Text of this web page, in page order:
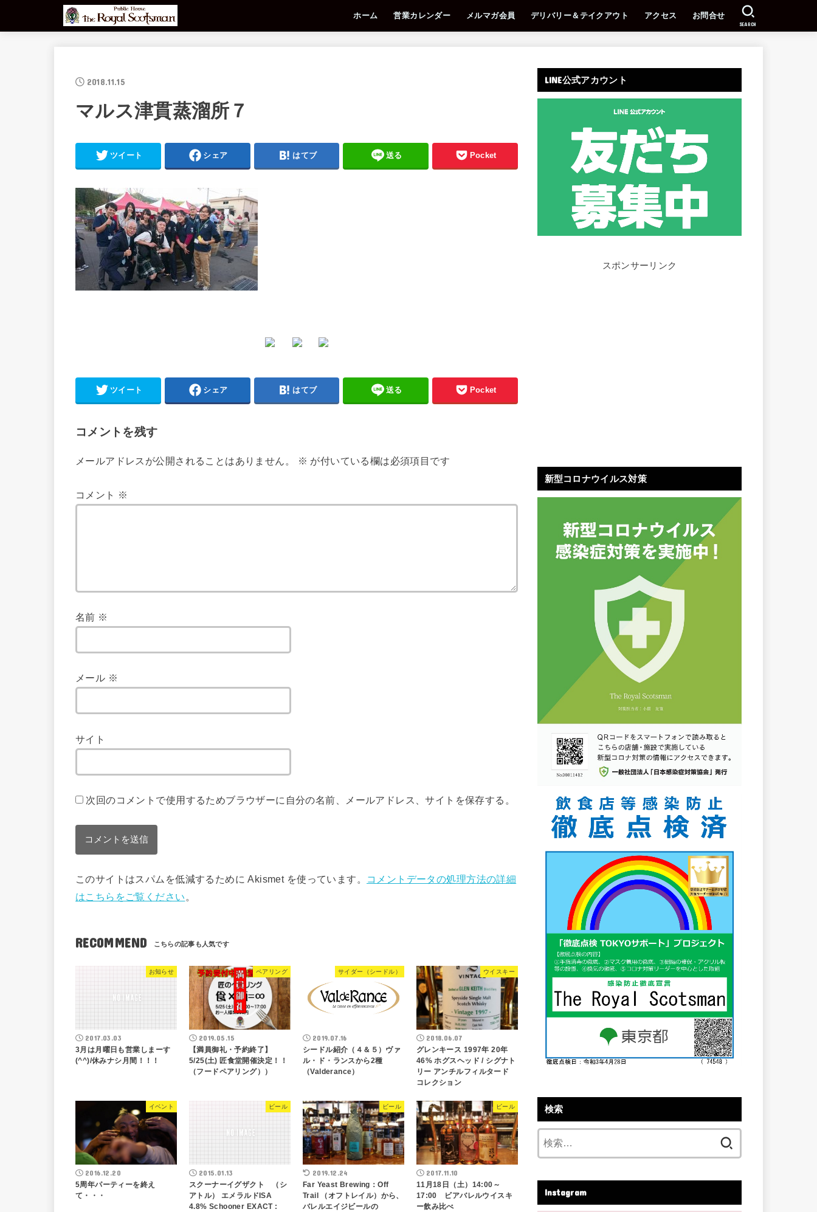
ホーム 営業カレンダー メルマガ会員 デリバリー＆テイクアウト アクセス お問合せ
SEARCH
2018.11.15
マルス津貫蒸溜所７
ツイート シェア はてブ 送る Pocket
ツイート シェア はてブ 送る Pocket
コメントを残す
メールアドレスが公開されることはありません。 ※ が付いている欄は必須項目です
コメント ※
名前 ※
メール ※
サイト
次回のコメントで使用するためブラウザーに自分の名前、メールアドレス、サイトを保存する。
このサイトはスパムを低減するために Akismet を使っています。
コメントデータの処理方法の詳細
はこちらをご覧ください 。
RECOMMEND
お知らせ
2017.03.03
3月は月曜日も営業しまーす
(^^)/休みナシ月間！！！
ペアリング
2019.05.15
【満員御礼・予約終了】
5/25(土) 匠食堂開催決定！！
（フードペアリング））
サイダー（シードル）
2019.07.16
シードル紹介（４＆５）ヴァ
ル・ド・ランスから2種
（Valderance）
ウイスキー
2018.06.07
グレンキース 1997年 20年
46% ホグスヘッド / シグナト
リー アンチルフィルタード
コレクション
イベント
2016.12.20
5周年パーティーを終え
て・・・
ビール
2015.01.13
スクーナーイグザクト （シ
アトル） エメラルドISA
4.8% Schooner EXACT :
ビール
2019.12.24
Far Yeast Brewing：Off
Trail （オフトレイル）から、
バレルエイジビールの
ビール
2017.11.10
11月18日（土）14:00～
17:00 ビアバレルウイスキ
ー飲み比べ
LINE公式アカウント
スポンサーリンク
新型コロナウイルス対策
検索
Instagram